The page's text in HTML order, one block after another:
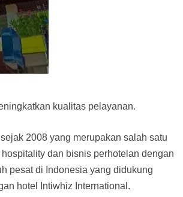
kualitas pelayanan.
2008 yang merupakan salah satu
dan bisnis perhotelan dengan
pesat di Indonesia yang didukung
hotel Intiwhiz International.